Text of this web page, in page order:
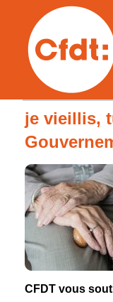
je vieillis,
CFDT vous